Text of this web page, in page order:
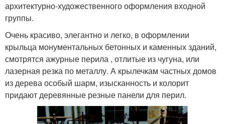
архитектурно-художественного оформления входной
группы.
Очень красиво, элегантно и легко, в оформлении
крыльца монументальных бетонных и каменных зданий,
смотрятся ажурные перила , отлитые из чугуна, или
лазерная резка по металлу. А крылечкам частных домов
из дерева особый шарм, изысканность и колорит
придают деревянные резные панели для перил.